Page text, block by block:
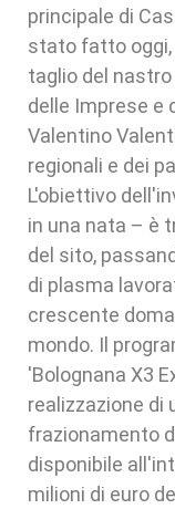
principale di
stato fatto oggi,
taglio del
delle Imprese e
Valentino
regionali e dei
L'obiettivo
in una nata – è
del sito,
di plasma
crescente
mondo. Il
'Bolognana X3
realizzazione di
frazionamento
disponibile
milioni di euro